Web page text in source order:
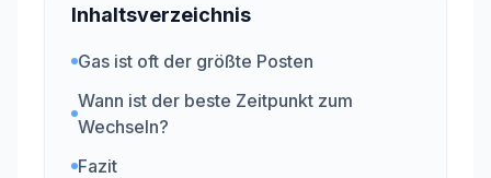
Inhaltsverzeichnis
Gas ist oft der größte Posten
Wann ist der beste Zeitpunkt zum
Wechseln?
Fazit